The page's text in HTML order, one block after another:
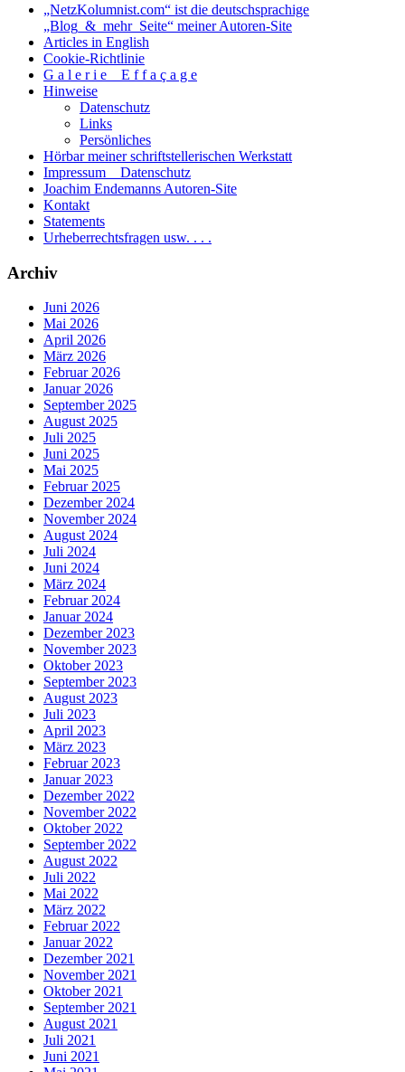
„NetzKolumnist.com“ ist die deutschsprachige
„Blog_&_mehr_Seite“ meiner Autoren-Site
Articles in English
Cookie-Richtlinie
G a l e r i e _ E f f a ç a g e
Hinweise
Datenschutz
Links
Persönliches
Hörbar meiner schriftstellerischen Werkstatt
Impressum _ Datenschutz
Joachim Endemanns Autoren-Site
Kontakt
Statements
Urheberrechtsfragen usw. . . .
Archiv
Juni 2026
Mai 2026
April 2026
März 2026
Februar 2026
Januar 2026
September 2025
August 2025
Juli 2025
Juni 2025
Mai 2025
Februar 2025
Dezember 2024
November 2024
August 2024
Juli 2024
Juni 2024
März 2024
Februar 2024
Januar 2024
Dezember 2023
November 2023
Oktober 2023
September 2023
August 2023
Juli 2023
April 2023
März 2023
Februar 2023
Januar 2023
Dezember 2022
November 2022
Oktober 2022
September 2022
August 2022
Juli 2022
Mai 2022
März 2022
Februar 2022
Januar 2022
Dezember 2021
November 2021
Oktober 2021
September 2021
August 2021
Juli 2021
Juni 2021